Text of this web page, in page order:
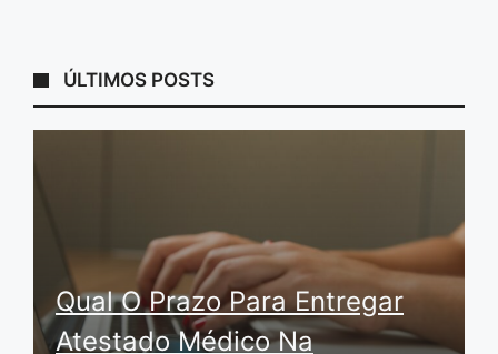
ÚLTIMOS POSTS
Qual O Prazo Para Entregar
Atestado Médico Na